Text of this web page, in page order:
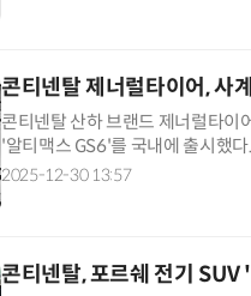
콘티넨탈 제너럴타이어, 사
콘티넨탈 산하 브랜드 제너럴타이
'알티맥스 GS6'를 국내에 출시했
력과 짧은 제동 거리, 노이즈브레
2025-12-30 13:57
콘티넨탈, 포르쉐 전기